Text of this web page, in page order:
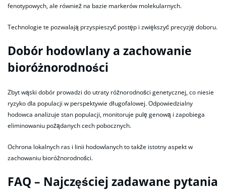
fenotypowych, ale również na bazie markerów molekularnych.
Technologie te pozwalają przyspieszyć postęp i zwiększyć precyzję doboru.
Dobór hodowlany a zachowanie
bioróżnorodności
Zbyt wąski dobór prowadzi do utraty różnorodności genetycznej, co niesie
ryzyko dla populacji w perspektywie długofalowej. Odpowiedzialny
hodowca analizuje stan populacji, monitoruje pulę genową i zapobiega
eliminowaniu pożądanych cech pobocznych.
Ochrona lokalnych ras i linii hodowlanych to także istotny aspekt w
zachowaniu bioróżnorodności.
FAQ – Najczęściej zadawane pytania